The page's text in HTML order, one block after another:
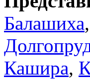
Балашиха,
Кашира,